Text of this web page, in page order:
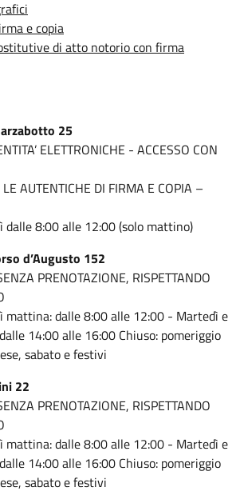
e copia
di atto notorio con firma
25
ELETTRONICHE - ACCESSO CON
LE AUTENTICHE DI FIRMA E COPIA –
dalle 8:00 alle 12:00 (solo mattino)
d’Augusto 152
PRENOTAZIONE, RISPETTANDO
mattina: dalle 8:00 alle 12:00 - Martedì e
14:00 alle 16:00 Chiuso: pomeriggio
sabato e festivi
22
PRENOTAZIONE, RISPETTANDO
mattina: dalle 8:00 alle 12:00 - Martedì e
14:00 alle 16:00 Chiuso: pomeriggio
sabato e festivi